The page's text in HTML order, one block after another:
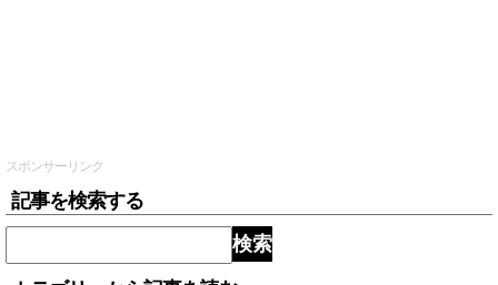
スポンサーリンク
記事を検索する
検索